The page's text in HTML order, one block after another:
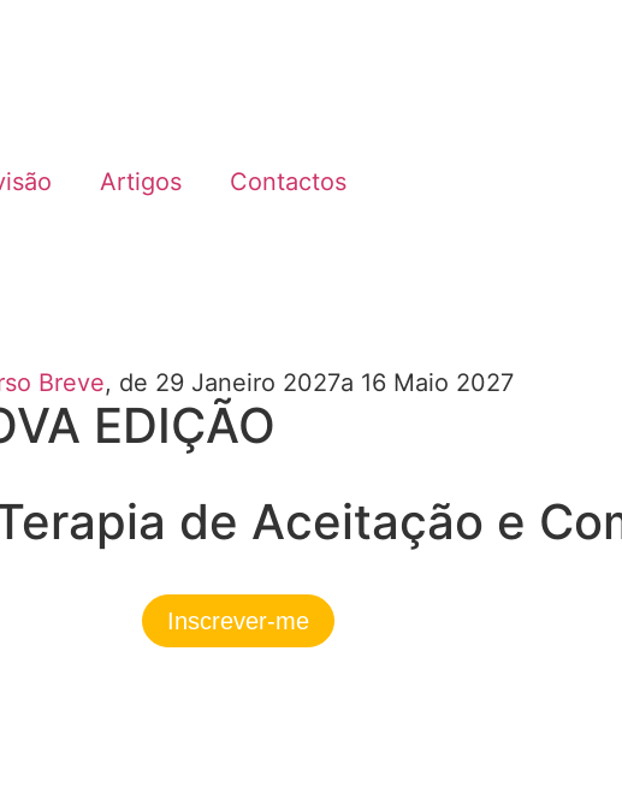
Artigos Contactos
Breve, de 29 Janeiro 2027a 16 Maio 2027
EDIÇÃO
de Aceitação e
Inscrever-me